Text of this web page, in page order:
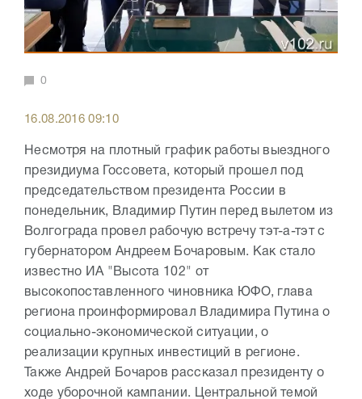
0
16.08.2016 09:10
Несмотря на плотный график работы выездного
президиума Госсовета, который прошел под
председательством президента России в
понедельник, Владимир Путин перед вылетом из
Волгограда провел рабочую встречу тэт-а-тэт с
губернатором Андреем Бочаровым. Как стало
известно ИА "Высота 102" от
высокопоставленного чиновника ЮФО, глава
региона проинформировал Владимира Путина о
социально-экономической ситуации, о
реализации крупных инвестиций в регионе.
Также Андрей Бочаров рассказал президенту о
ходе уборочной кампании. Центральной темой